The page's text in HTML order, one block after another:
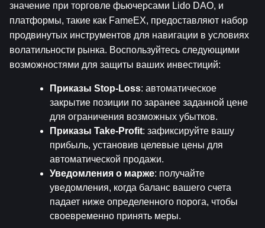
значение при торговле фьючерсами Lido DAO, и
платформы, такие как FameEX, предоставляют набор
продвинутых инструментов для навигации в условиях
волатильности рынка. Воспользуйтесь следующими
возможностями для защиты ваших инвестиций:
Приказы Stop-Loss: автоматическое
закрытие позиции по заранее заданной цене
для ограничения возможных убытков.
Приказы Take-Profit: зафиксируйте вашу
прибыль, установив целевые цены для
автоматической продажи.
Уведомления о марже: получайте
уведомления, когда баланс вашего счета
падает ниже определенного порога, чтобы
своевременно принять меры.